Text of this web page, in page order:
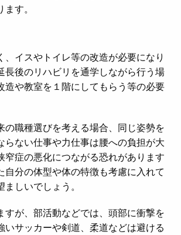
す。
、イスやトイレ等の改造が必要になり
長後のリハビリを通学しながら行う場
造や教室を１階にしてもらう等の必要
の職種選びを考える場合、同じ姿勢を
らない仕事や力仕事は腰への負担が大
窄症の悪化につながる恐れがあります
自分の体型や体の特徴も考慮に入れて
ましいでしょう。
すが、部活動などでは、頭部に衝撃を
いサッカーや剣道、柔道などは避ける